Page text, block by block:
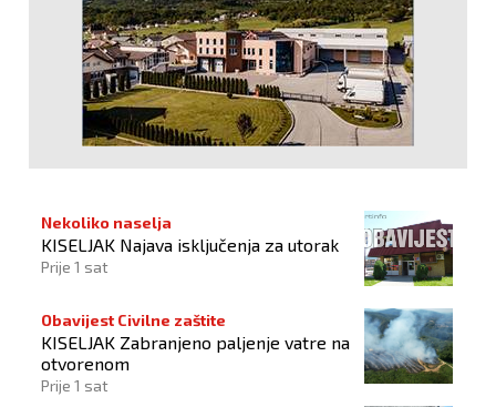
Nekoliko naselja
KISELJAK Najava isključenja za utorak
Prije 1 sat
Obavijest Civilne zaštite
KISELJAK Zabranjeno paljenje vatre na
otvorenom
Prije 1 sat